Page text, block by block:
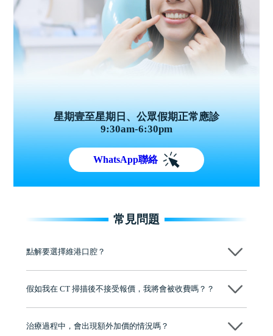
星期壹至星期日、公眾假期正常應診
9:30am-6:30pm
WhatsApp聯絡
常見問題
點解要選擇維港口腔？
維港口腔踐行「醫道濟世」的大學校訓，各分院匯聚來自香港、內地的
牌」、「2025香港企業領袖品牌」，是諾貝爾種植系統全球放心植牙中
至今已服務超過三十個國家和地區的顧客，受到粵港澳大灣區及周邊城
市市民極高的口碑評價及信任推薦 珠海、深圳設有八大分院，香港亦設
有咨詢及服務保障中心，有任何問題都可以隨時預約免費咨詢，讓人十
假如我在 CT 掃描後不接受報價，我將會被收費嗎？？
治療過程中，會出現額外加價的情況嗎？